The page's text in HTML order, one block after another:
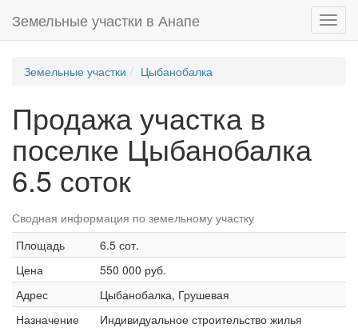
Земельные участки в Анапе
Земельные участки Цыбанобалка
Продажа участка в
поселке Цыбанобалка
6.5 соток
Сводная информация по земельному участку
Площадь
6.5 сот.
Цена
550 000 руб.
Адрес
Цыбанобалка, Грушевая
Назначение
Индивидуальное строительство жилья